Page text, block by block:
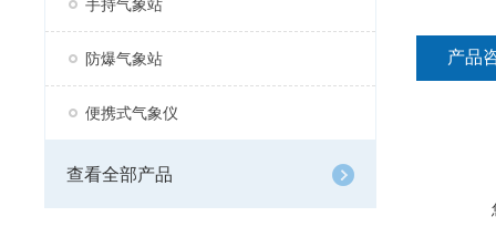
手持气象站
防爆气象站
便携式气象仪
查看全部产品
产品